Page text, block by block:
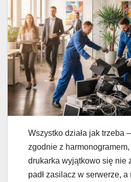
Wszystko działa jak trzeba
zgodnie z
drukarka wyjątkowo się nie
padł zasilacz w serwerze, a